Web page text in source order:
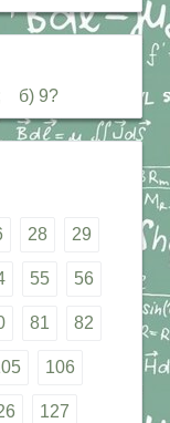
б) 9?
28 29
55 56
81 82
106
127